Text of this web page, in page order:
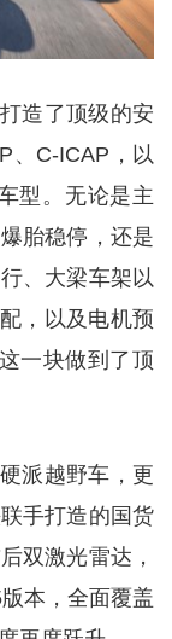
造了顶级的安
、C-ICAP，以
型。无论是主
胎稳停，还是
、大梁车架以
，以及电机预
一块做到了顶
派越野车，更
手打造的国货
双激光雷达，
本，全面覆盖